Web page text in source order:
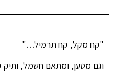
"קח מקל, קח תרמיל…"
וגם מטען, ומתאם חשמל,